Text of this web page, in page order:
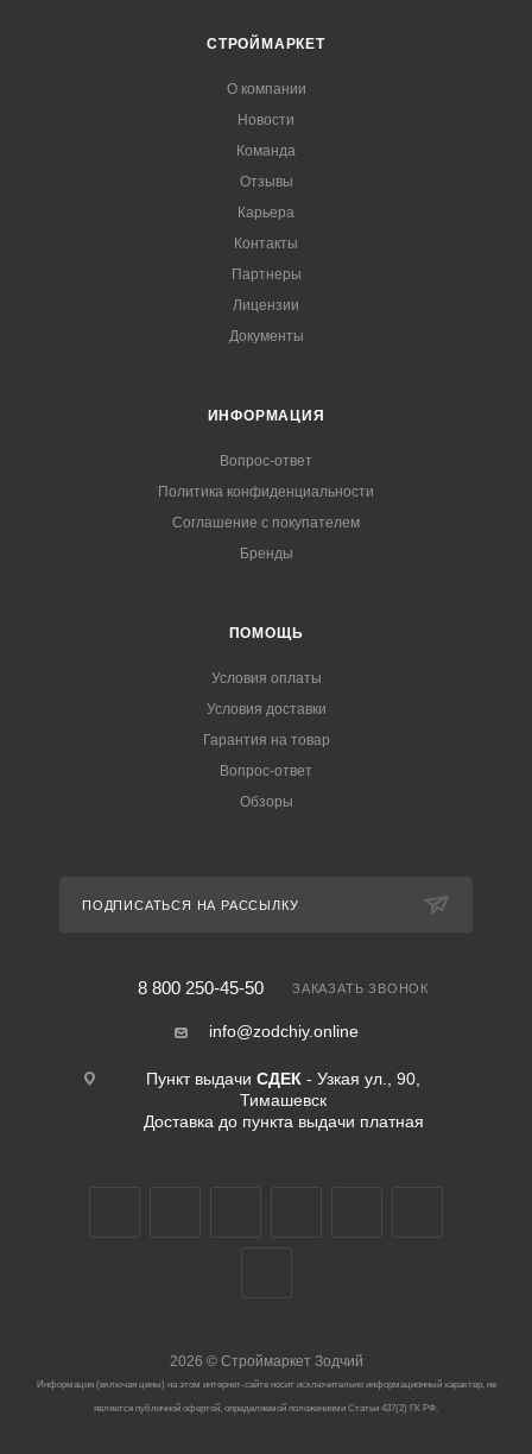
СТРОЙМАРКЕТ
О компании
Новости
Команда
Отзывы
Карьера
Контакты
Партнеры
Лицензии
Документы
ИНФОРМАЦИЯ
Вопрос-ответ
Политика конфиденциальности
Соглашение с покупателем
Бренды
ПОМОЩЬ
Условия оплаты
Условия доставки
Гарантия на товар
Вопрос-ответ
Обзоры
ПОДПИСАТЬСЯ НА РАССЫЛКУ
8 800 250-45-50 ЗАКАЗАТЬ ЗВОНОК
info@zodchiy.online
Пункт выдачи СДЕК - Узкая ул., 90,
Тимашевск
Доставка до пункта выдачи платная
2026 ©Строймаркет Зодчий
Информация (включая цены) на этом интернет-сайте носит исключительно информационный характер, не
является публичной офертой, определяемой положениями Статьи 437(2) ГК РФ.